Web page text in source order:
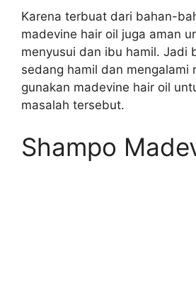
Karena terbuat dari bahan-
madevine hair oil juga aman
menyusui dan ibu hamil. Jadi
sedang hamil dan mengalami
gunakan madevine hair oil
masalah tersebut.
Shampo